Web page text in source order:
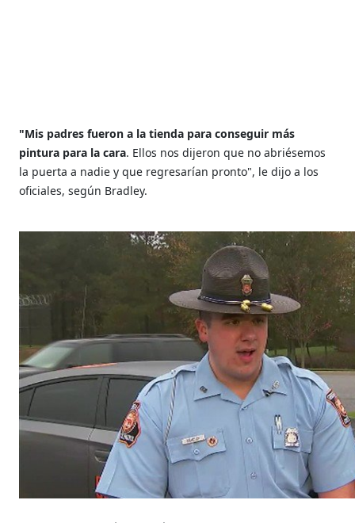
"Mis padres fueron a la tienda para conseguir más
pintura para la cara. Ellos nos dijeron que no abriésemos
la puerta a nadie y que regresarían pronto", le dijo a los
oficiales, según Bradley.